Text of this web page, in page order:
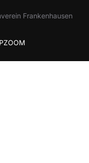
Frankenhausen